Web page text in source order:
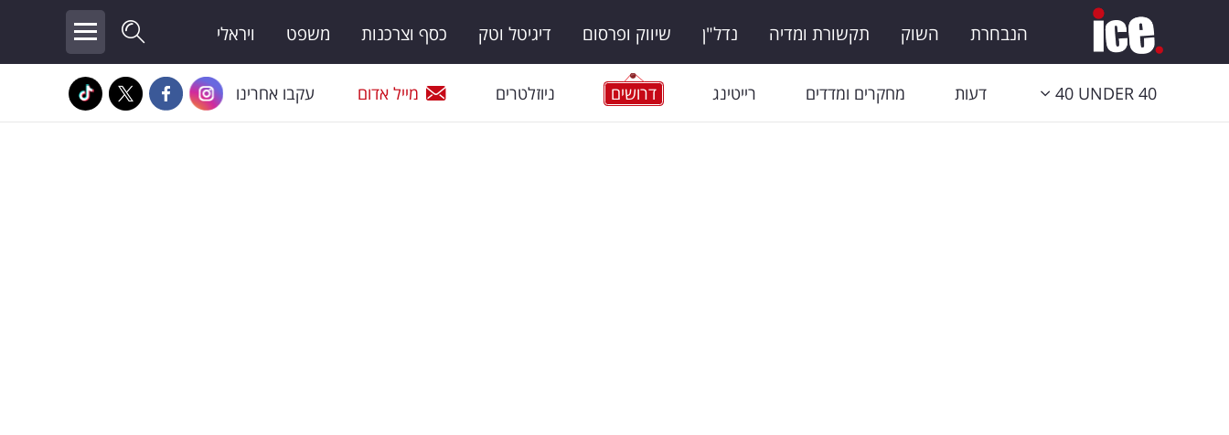
הנבחרת השוק תקשורת ומדיה נדל"ן שיווק ופרסום דיגיטל וטק כסף וצרכנות משפט ויראלי
40 UNDER 40 דעות מחקרים ומדדים רייטינג דרושים ניוזלטרים מייל אדום עקבו אחרינו